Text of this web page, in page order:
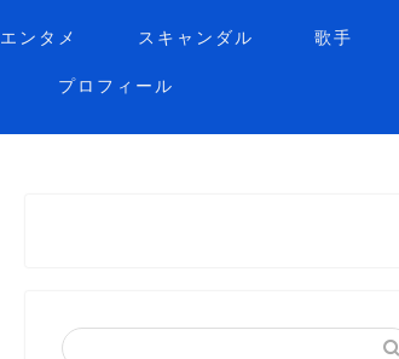
エンタメ スキャンダル 歌手
プロフィール